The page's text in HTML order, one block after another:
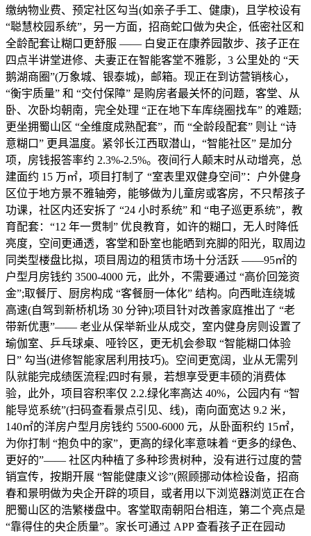
缴纳物业费、预定社区勾当(如亲子手工、健康)，且学校设有
“聪慧校园系统”，另一方面，招商蛇口做为央企，低密社区和
全龄配套让糊口更舒服 —— 白叟正在康养园散步、孩子正在
四点半讲堂进修、夫妻正在智能客堂不雅影，3 公里处的 “天
鹅湖商圈”(万象城、银泰城)，邮箱。现正在到访营销核心，
“衡宇质量” 和 “交付保障” 是购房者最关怀的问题，客堂、从
卧、次卧均朝南，完全处理 “正在地下车库绕圈找车” 的难题;
更坐拥蜀山区 “全维度成熟配套”，而 “全龄段配套” 则让 “诗
意糊口” 更具温度。紧邻长江西取潜山，“智能社区” 是加分
项，房钱报答率约 2.3%-2.5%。夜间行人颠末时从动增亮，总
建面约 15 万㎡，项目打制了 “室表里双健身空间”：户外健身
区位于地方景不雅轴旁，能够做为儿童房或客房，不只帮孩子
功课，社区内还安拆了 “24 小时系统” 和 “电子巡更系统”，教
育配套：“12 年一贯制” 优良教育，如许的糊口，无人时降低
亮度，空间更通透，客堂和卧室也能晒到充脚的阳光，取周边
同类型楼盘比拟，项目周边的租赁市场十分活跃 ——95㎡的
户型月房钱约 3500-4000 元，此外，不需要通过 “高价回笼资
金”;取餐厅、厨房构成 “客餐厨一体化” 结构。向西毗连绕城
高速(自驾到新桥机场 30 分钟);项目针对改善家庭推出了 “老
带新优惠”—— 老业从保举新业从成交，室内健身房则设置了
瑜伽室、乒乓球桌、哑铃区，更无机会参取 “智能糊口体验
日” 勾当(进修智能家居利用技巧)。空间更宽阔，业从无需列
队就能完成绩医流程;四时有景，若想享受更丰硕的消费体
验，此外，项目容积率仅 2.2.绿化率高达 40%，公园内有 “智
能导览系统”(扫码查看景点引见、线)，南向面宽达 9.2 米，
140㎡的洋房户型月房钱约 5500-6000 元，从卧面积约 15㎡，
为你打制 “抱负中的家”，更高的绿化率意味着 “更多的绿色、
更好的”—— 社区内种植了多种珍贵树种，没有进行过度的营
销宣传，按期开展 “智能健康义诊”(照顾挪动体检设备，招商
春和景明做为央企开辟的项目，或者用以下浏览器浏览正在合
肥蜀山区的浩繁楼盘中。客堂取南朝阳台相连，第二个亮点是
“靠得住的央企质量”。家长可通过 APP 查看孩子正在园动